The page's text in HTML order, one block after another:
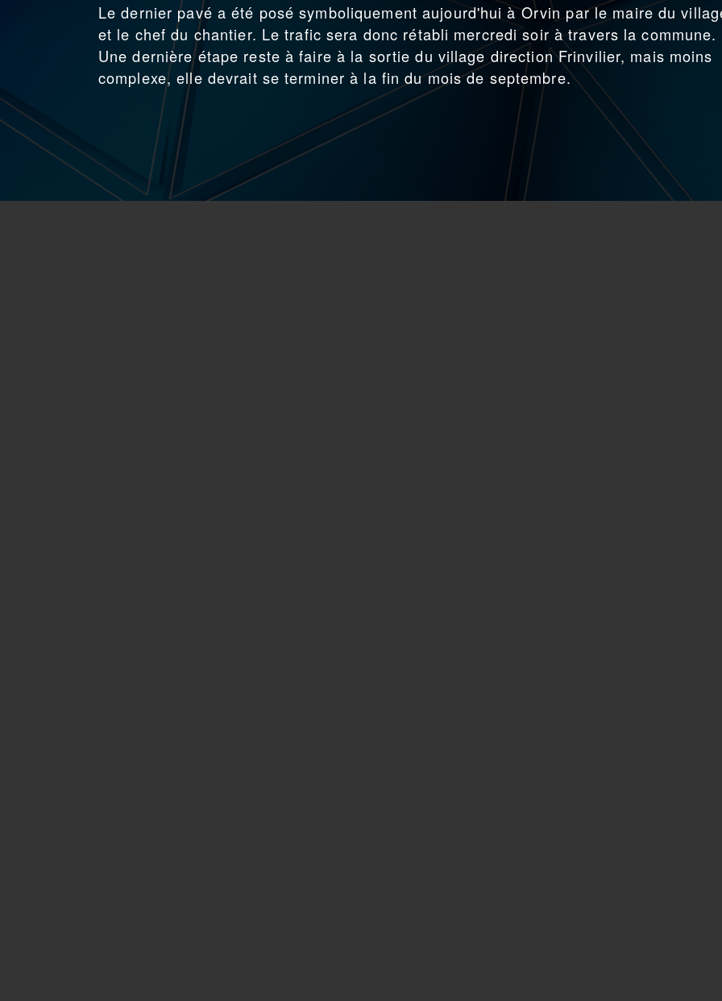
Le dernier pavé a été posé symboliquement aujourd'hui à Orvin par le maire du
et le chef du chantier. Le trafic sera donc rétabli mercredi soir à travers la commune.
Une dernière étape reste à faire à la sortie du village direction Frinvilier, mais moins
complexe, elle devrait se terminer à la fin du mois de septembre.